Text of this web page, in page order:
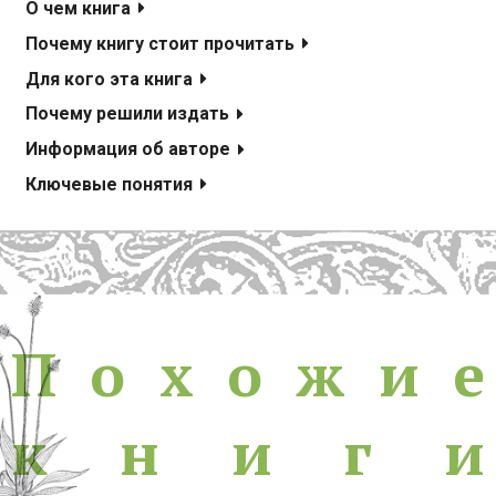
О чем книга
Почему книгу стоит прочитать
Для кого эта книга
Почему решили издать
Информация об авторе
Ключевые понятия
Похожие книги
П о х о ж и е
к
н и г и